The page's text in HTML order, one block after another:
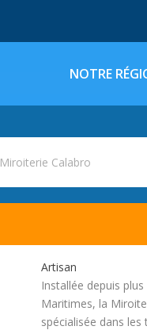
NOTRE
Miroiterie Calabro
Artisan
Installée depuis
Maritimes, la
spécialisée dans